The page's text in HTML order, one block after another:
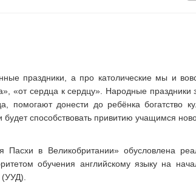
праздники, а про католические мы и
«от сердца к сердцу». Народные
донести до ребёнка богатство
способствовать привитию учащимся
Пасхи в Великобритании» обусловлена
обучения английскому языку на